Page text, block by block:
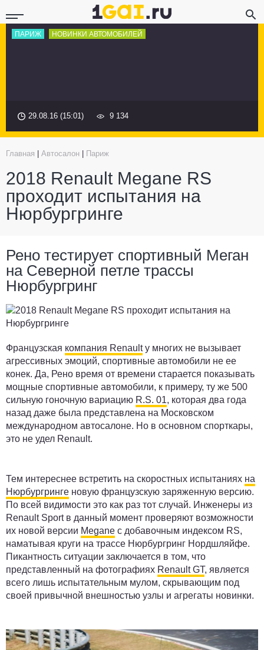
ПАРИЖ НОВИНКИ АВТОМОБИЛЕЙ
29.08.16 (15:01) 9 134
Главная Автосалон Париж
2018 Renault Megane RS
проходит испытания на
Нюрбургринге
Рено тестирует спортивный Меган
на Северной петле трассы
Нюрбургринг
Французская компания Renaultу многих не вызывает
агрессивных эмоций, спортивные автомобили не ее
конек. Да, Рено время от времени старается показывать
мощные спортивные автомобили, к примеру, ту же 500
сильную гоночную вариацию R.S. 01, которая два года
назад даже была представлена на Московском
международном автосалоне. Но в основном спорткары,
это не удел Renault.
Тем интереснее встретить на скоростных испытаниях на
Нюрбургринге новую французскую заряженную версию.
По всей видимости это как раз тот случай. Инженеры из
Renault Sport в данный момент проверяют возможности
их новой версии Megane с добавочным индексом RS,
наматывая круги на трассе Нюрбургринг Нордшляйфе.
Пикантность ситуации заключается в том, что
представленный на фотографиях Renault GT, является
всего лишь испытательным мулом, скрывающим под
своей привычной внешностью узлы и агрегаты новинки.